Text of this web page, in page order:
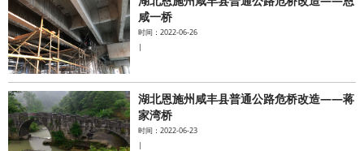
咸一桥
时间：2022-06-26
|
湖北恩施州咸丰县普通公路危桥改造——蒋
家湾桥
时间：2022-06-23
|